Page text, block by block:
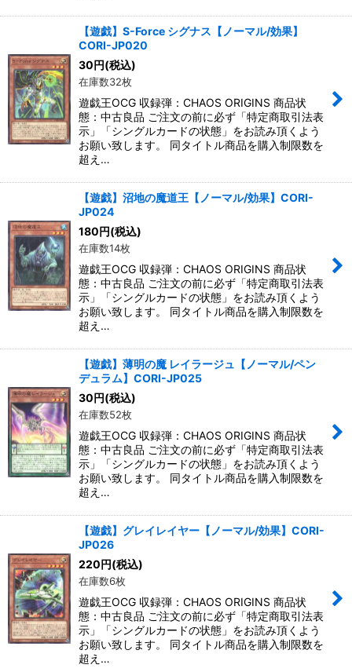
【遊戯】S-Force シグナス【ノーマル/効果】
CORI-JP020
30円(税込)
在庫数32枚
遊戯王OCG 収録弾：CHAOS ORIGINS 商品状
態：中古良品 ご注文の前に必ず「特定商取引法表
示」「シングルカードの状態」をお読み頂くよう
お願い致します。 同タイトル商品を購入制限数を
超え…
【遊戯】沼地の魔道王【ノーマル/効果】CORI-
JP024
180円(税込)
在庫数14枚
遊戯王OCG 収録弾：CHAOS ORIGINS 商品状
態：中古良品 ご注文の前に必ず「特定商取引法表
示」「シングルカードの状態」をお読み頂くよう
お願い致します。 同タイトル商品を購入制限数を
超え…
【遊戯】薄明の魔 レイラージュ【ノーマル/ペン
デュラム】CORI-JP025
30円(税込)
在庫数52枚
遊戯王OCG 収録弾：CHAOS ORIGINS 商品状
態：中古良品 ご注文の前に必ず「特定商取引法表
示」「シングルカードの状態」をお読み頂くよう
お願い致します。 同タイトル商品を購入制限数を
超え…
【遊戯】グレイレイヤー【ノーマル/効果】CORI-
JP026
220円(税込)
在庫数6枚
遊戯王OCG 収録弾：CHAOS ORIGINS 商品状
態：中古良品 ご注文の前に必ず「特定商取引法表
示」「シングルカードの状態」をお読み頂くよう
お願い致します。 同タイトル商品を購入制限数を
超え…